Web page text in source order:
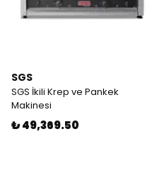
SGS
SGS İkili Krep ve Pankek
Makinesi
₺ 49,369.50